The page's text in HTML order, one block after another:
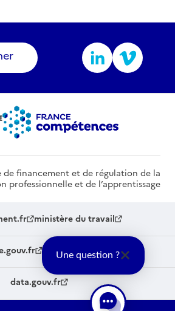
financement et de régulation de la
professionnelle et de l’apprentissage
ministère du travail
service-public.fr
data.gouv.fr
Une question ?